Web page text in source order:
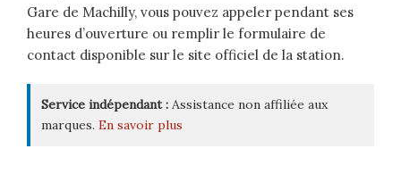
Gare de Machilly, vous pouvez appeler pendant ses
heures d’ouverture ou remplir le formulaire de
contact disponible sur le site officiel de la station.
Service indépendant : Assistance non affiliée aux
marques. En savoir plus